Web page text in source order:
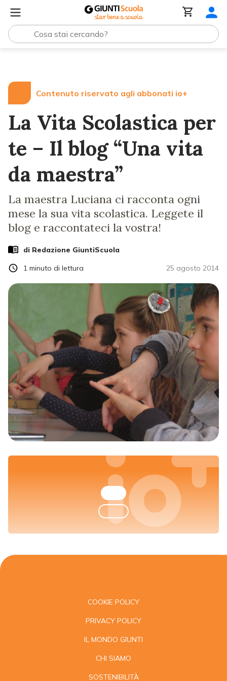
Contenuto riservato agli abbonati io+
La Vita Scolastica per
te – Il blog “Una vita
da maestra”
La maestra Luciana ci racconta ogni
mese la sua vita scolastica. Leggete il
blog e raccontateci la vostra!
di Redazione GiuntiScuola
25 agosto 2014
1 minuto di lettura
COOKIE POLICY
PRIVACY POLICY
IL MONDO GIUNTI
CHI SIAMO
SOSTENIBILITÀ